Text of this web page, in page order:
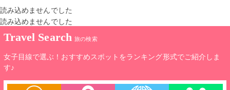
読み込めませんでした
読み込めませんでした
Travel Search 旅の検索
女子目線で選ぶ！おすすめスポットをランキング形式でご紹介しま
す♪